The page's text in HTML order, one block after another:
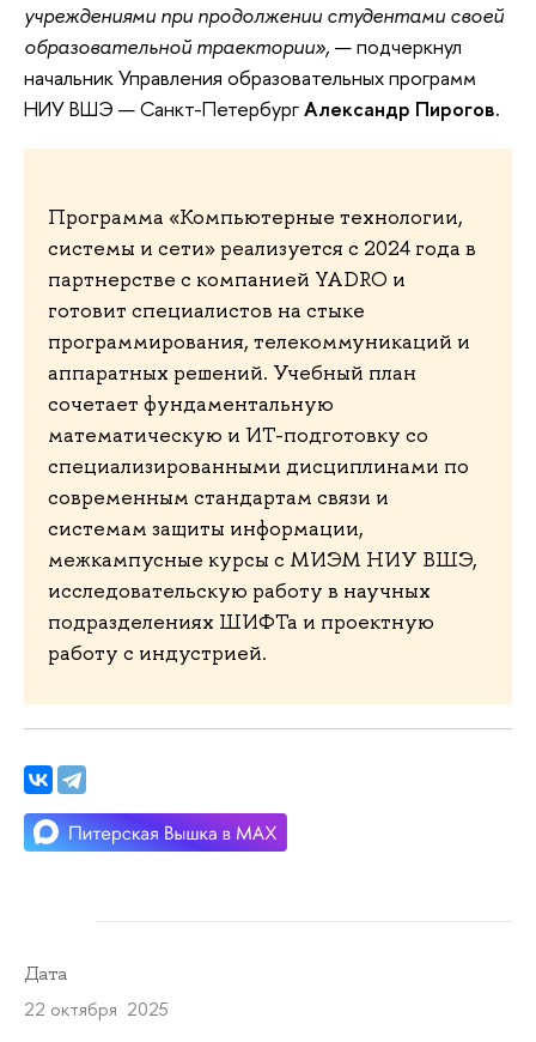
учреждениями при продолжении студентами своей
образовательной траектории»,— подчеркнул
начальник Управления образовательных программ
НИУ ВШЭ — Санкт-ПетербургАлександр Пирогов.
Программа «Компьютерные технологии,
системы и сети» реализуется с 2024 года в
партнерстве с компанией YADRO и
готовит специалистов на стыке
программирования, телекоммуникаций и
аппаратных решений. Учебный план
сочетает фундаментальную
математическую и ИТ-подготовку со
специализированными дисциплинами по
современным стандартам связи и
системам защиты информации,
межкампусные курсы с МИЭМ НИУ ВШЭ,
исследовательскую работу в научных
подразделениях ШИФТа и проектную
работу с индустрией.
Дата
22 октября 2025